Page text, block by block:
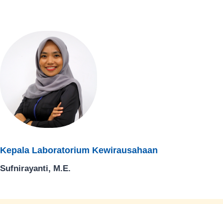
Kepala Laboratorium Kewirausahaan
Sufnirayanti, M.E.